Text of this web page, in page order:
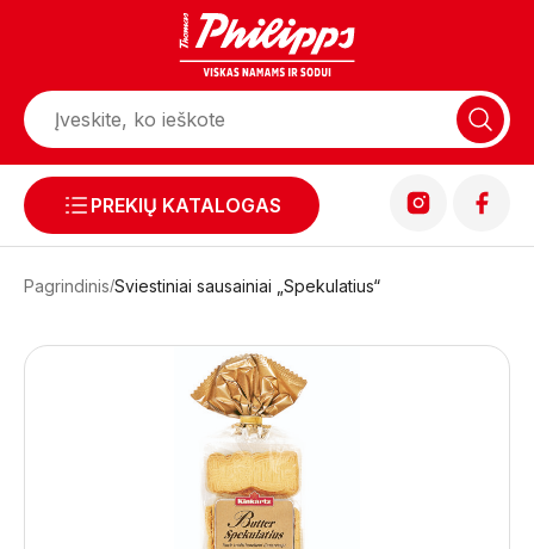
PREKIŲ KATALOGAS
Pagrindinis Sviestiniai sausainiai „Spekulatius“